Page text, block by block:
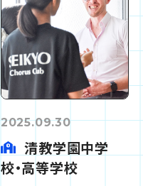
2025.09.30
清教学園中学
校・高等学校